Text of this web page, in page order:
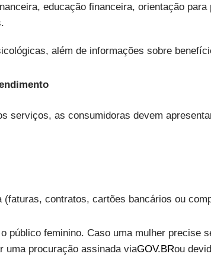
educação financeira, orientação para
além de informações sobre
serviços, as consumidoras devem
contratos, cartões bancários ou
público feminino. Caso uma mulher precise
uma procuração assinada viaGOV.BRou